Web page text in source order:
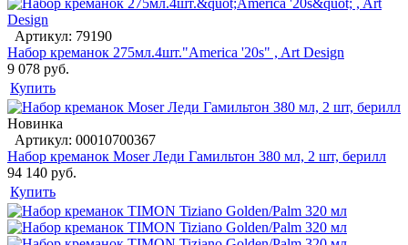
Артикул: 79190
Набор креманок 275мл.4шт."America '20s" , Art Design
9 078 руб.
Купить
Новинка
Артикул: 00010700367
Набор креманок Moser Леди Гамильтон 380 мл, 2 шт, берилл
94 140 руб.
Купить